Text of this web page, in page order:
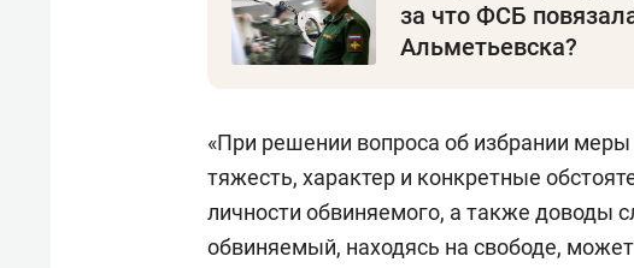
за что ФСБ
Альметьевска?
«При решении вопроса об избрании
тяжесть, характер и конкретные
личности обвиняемого, а также доводы
обвиняемый, находясь на свободе,